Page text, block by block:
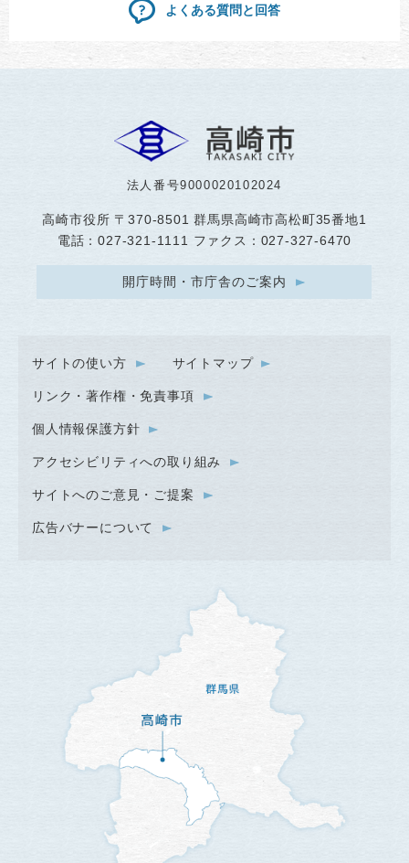
よくある質問と回答
法人番号9000020102024
高崎市役所 〒370-8501 群馬県高崎市高松町35番地1
電話：027-321-1111 ファクス：027-327-6470
開庁時間・市庁舎のご案内
サイトの使い方 サイトマップ
リンク・著作権・免責事項
個人情報保護方針
アクセシビリティへの取り組み
サイトへのご意見・ご提案
広告バナーについて